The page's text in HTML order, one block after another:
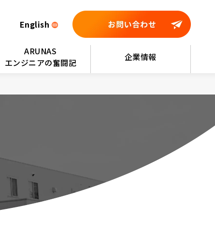
English
ARUNAS
エンジニアの奮闘記
企業情報